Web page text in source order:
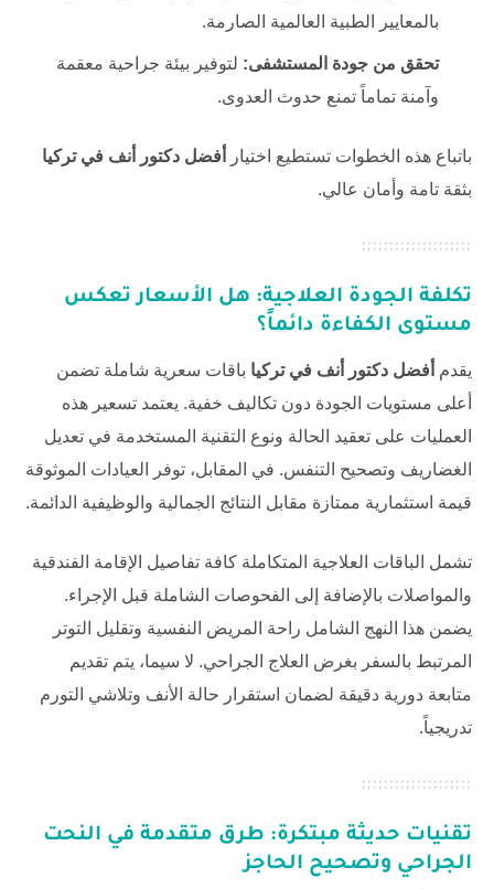
بالمعايير الطبية العالمية الصارمة.
تحقق من جودة المستشفى: لتوفير بيئة جراحية معقمة
وآمنة تماماً تمنع حدوث العدوى.
باتباع هذه الخطوات تستطيع اختيار
أفضل دكتور أنف في تركيا
بثقة تامة وأمان عالي.
تكلفة الجودة العلاجية: هل الأسعار تعكس
مستوى الكفاءة دائماً؟
يقدم أفضل دكتور أنف في تركيا باقات سعرية شاملة تضمن
أعلى مستويات الجودة دون تكاليف خفية. يعتمد تسعير هذه
العمليات على تعقيد الحالة ونوع التقنية المستخدمة في تعديل
الغضاريف وتصحيح التنفس. في المقابل، توفر العيادات الموثوقة
قيمة استثمارية ممتازة مقابل النتائج الجمالية والوظيفية الدائمة.
تشمل الباقات العلاجية المتكاملة كافة تفاصيل الإقامة الفندقية
والمواصلات بالإضافة إلى الفحوصات الشاملة قبل الإجراء.
يضمن هذا النهج الشامل راحة المريض النفسية وتقليل التوتر
المرتبط بالسفر بغرض العلاج الجراحي. لا سيما، يتم تقديم
متابعة دورية دقيقة لضمان استقرار حالة الأنف وتلاشي التورم
تدريجياً.
تقنيات حديثة مبتكرة: طرق متقدمة في النحت
الجراحي وتصحيح الحاجز